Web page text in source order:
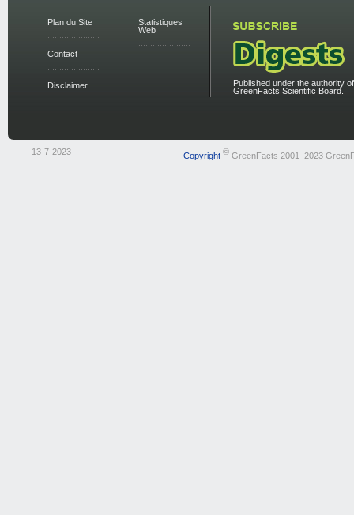
Plan du Site
Contact
Disclaimer
Statistiques
Web
Published under the authority
GreenFacts Scientific Board.
13-7-2023 Copyright ©GreenFacts 2001–2023